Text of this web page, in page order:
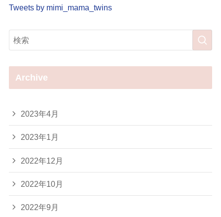
Tweets by mimi_mama_twins
Archive
2023年4月
2023年1月
2022年12月
2022年10月
2022年9月